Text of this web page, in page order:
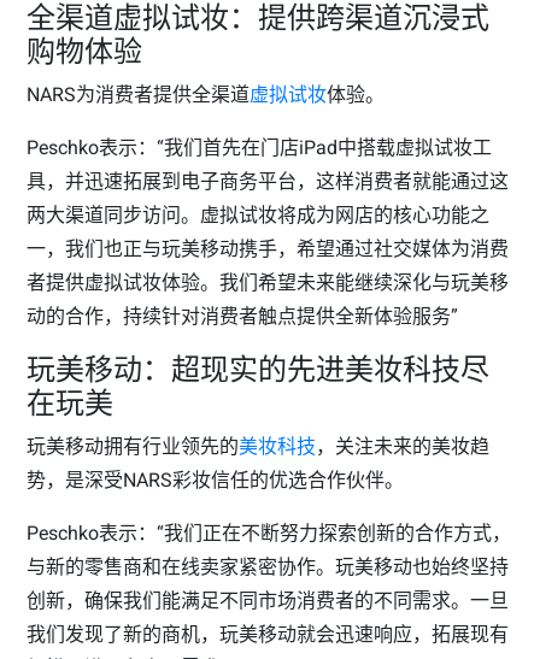
全渠道虚拟试妆：提供跨渠道沉浸式
购物体验
NARS为消费者提供全渠道虚拟试妆体验。
Peschko表示：“我们首先在门店iPad中搭载虚拟试妆工
具，并迅速拓展到电子商务平台，这样消费者就能通过这
两大渠道同步访问。虚拟试妆将成为网店的核心功能之
一，我们也正与玩美移动携手，希望通过社交媒体为消费
者提供虚拟试妆体验。我们希望未来能继续深化与玩美移
动的合作，持续针对消费者触点提供全新体验服务”
玩美移动：超现实的先进美妆科技尽
在玩美
玩美移动拥有行业领先的美妆科技，关注未来的美妆趋
势，是深受NARS彩妆信任的优选合作伙伴。
Peschko表示：“我们正在不断努力探索创新的合作方式，
与新的零售商和在线卖家紧密协作。玩美移动也始终坚持
创新，确保我们能满足不同市场消费者的不同需求。一旦
我们发现了新的商机，玩美移动就会迅速响应，拓展现有